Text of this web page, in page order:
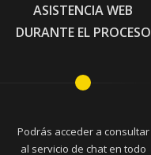
ASISTENCIA WEB
DURANTE EL PROCESO
Podrás acceder a consultar
al servicio de chat en todo